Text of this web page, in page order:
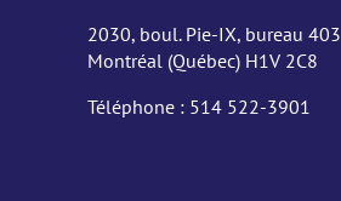
2030, boul. Pie-IX, bureau 403
Montréal (Québec) H1V 2C8
Téléphone : 514 522-3901